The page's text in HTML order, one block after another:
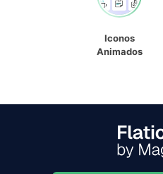
Iconos
Animados